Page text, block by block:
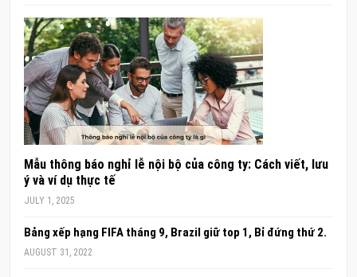
Mẫu thông báo nghỉ lễ nội bộ của công ty: Cách viết, lưu
ý và ví dụ thực tế
JULY 1, 2025
Bảng xếp hạng FIFA tháng 9, Brazil giữ top 1, Bỉ đứng thứ 2.
AUGUST 31, 2022